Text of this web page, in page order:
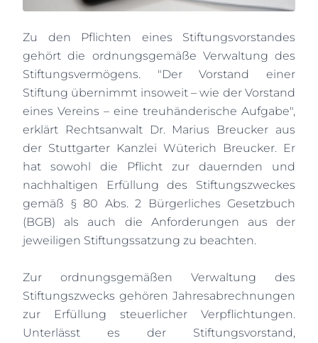
Zu den Pflichten eines Stiftungsvorstandes
gehört die ordnungsgemäße Verwaltung des
Stiftungsvermögens. "Der Vorstand einer
Stiftung übernimmt insoweit – wie der Vorstand
eines Vereins – eine treuhänderische Aufgabe",
erklärt Rechtsanwalt Dr. Marius Breucker aus
der Stuttgarter Kanzlei Wüterich Breucker. Er
hat sowohl die Pflicht zur dauernden und
nachhaltigen Erfüllung des Stiftungszweckes
gemäß § 80 Abs. 2 Bürgerliches Gesetzbuch
(BGB) als auch die Anforderungen aus der
jeweiligen Stiftungssatzung zu beachten.
Zur ordnungsgemäßen Verwaltung des
Stiftungszwecks gehören Jahresabrechnungen
zur Erfüllung steuerlicher Verpflichtungen.
Unterlässt es der Stiftungsvorstand,